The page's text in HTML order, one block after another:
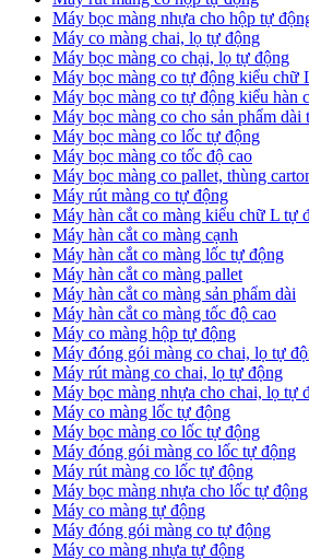
Máy bọc màng nhựa cho hộp tự
Máy co màng chai, lọ tự động
Máy bọc màng co chại, lọ tự động
Máy bọc màng co tự động kiểu chữ
Máy bọc màng co tự động kiểu hàn
Máy bọc màng co cho sản phẩm dài
Máy bọc màng co lốc tự động
​Máy bọc màng co tốc độ cao
Máy bọc màng co pallet, thùng
​Máy rút màng co tự động
​Máy hàn cắt co màng kiểu chữ L tự
​Máy hàn cắt co màng cạnh
​Máy hàn cắt co màng lốc tự động
​Máy hàn cắt co màng pallet
​Máy hàn cắt co màng sản phẩm dài
​Máy hàn cắt co màng tốc độ cao
Máy co màng hộp tự động
Máy đóng gói màng co chai, lọ tự
Máy rút màng co chai, lọ tự động
Máy bọc màng nhựa cho chai, lọ tự
Máy co màng lốc tự động
Máy bọc màng co lốc tự động
Máy đóng gói màng co lốc tự động
Máy rút màng co lốc tự động
Máy bọc màng nhựa cho lốc tự động
Máy co màng tự động
Máy đóng gói màng co tự động
Máy co màng nhựa tự động